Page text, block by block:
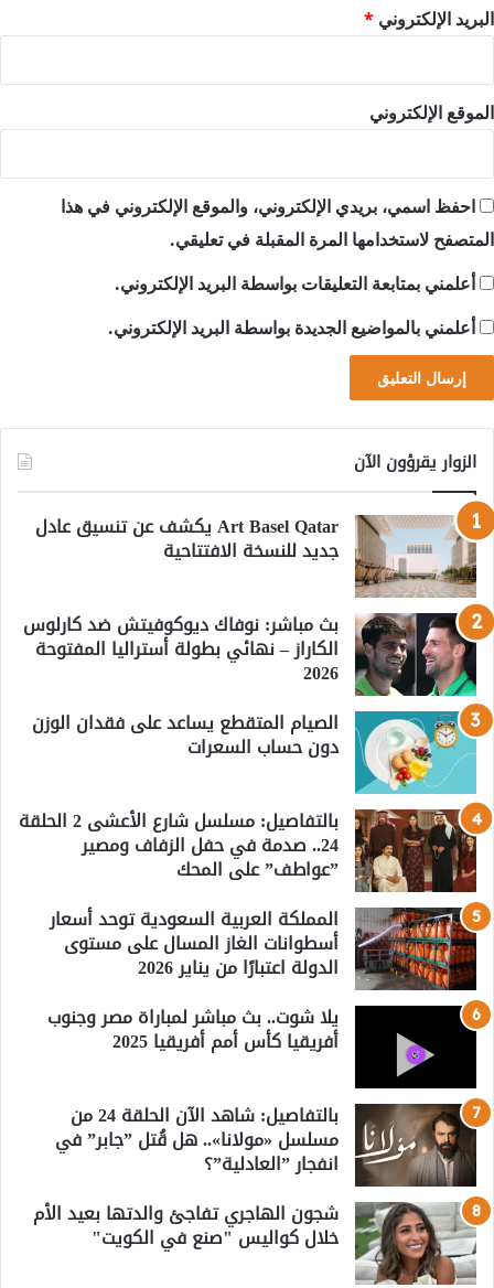
البريد الإلكتروني *
الموقع الإلكتروني
احفظ اسمي، بريدي الإلكتروني، والموقع الإلكتروني في هذا
المتصفح لاستخدامها المرة المقبلة في تعليقي.
أعلمني بمتابعة التعليقات بواسطة البريد الإلكتروني.
أعلمني بالمواضيع الجديدة بواسطة البريد الإلكتروني.
الزوار يقرؤون الآن
Art Basel Qatar يكشف عن تنسيق عادل
جديد للنسخة الافتتاحية
بث مباشر: نوفاك ديوكوفيتش ضد كارلوس
الكاراز – نهائي بطولة أستراليا المفتوحة
2026
الصيام المتقطع يساعد على فقدان الوزن
دون حساب السعرات
بالتفاصيل: مسلسل شارع الأعشى 2 الحلقة
24.. صدمة في حفل الزفاف ومصير
”عواطف” على المحك
المملكة العربية السعودية توحد أسعار
أسطوانات الغاز المسال على مستوى
الدولة اعتبارًا من يناير 2026
يلا شوت.. بث مباشر لمباراة مصر وجنوب
أفريقيا كأس أمم أفريقيا 2025
بالتفاصيل: شاهد الآن الحلقة 24 من
مسلسل «مولانا».. هل قُتل ”جابر” في
انفجار ”العادلية”؟
شجون الهاجري تفاجئ والدتها بعيد الأم
خلال كواليس "صنع في الكويت"